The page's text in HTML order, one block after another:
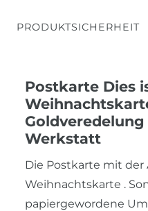
PRODUKTSICHERHEIT
Postkarte Dies
Werkstatt
Die Postkarte mit der
Weihnachtskarte .
papiergewordene